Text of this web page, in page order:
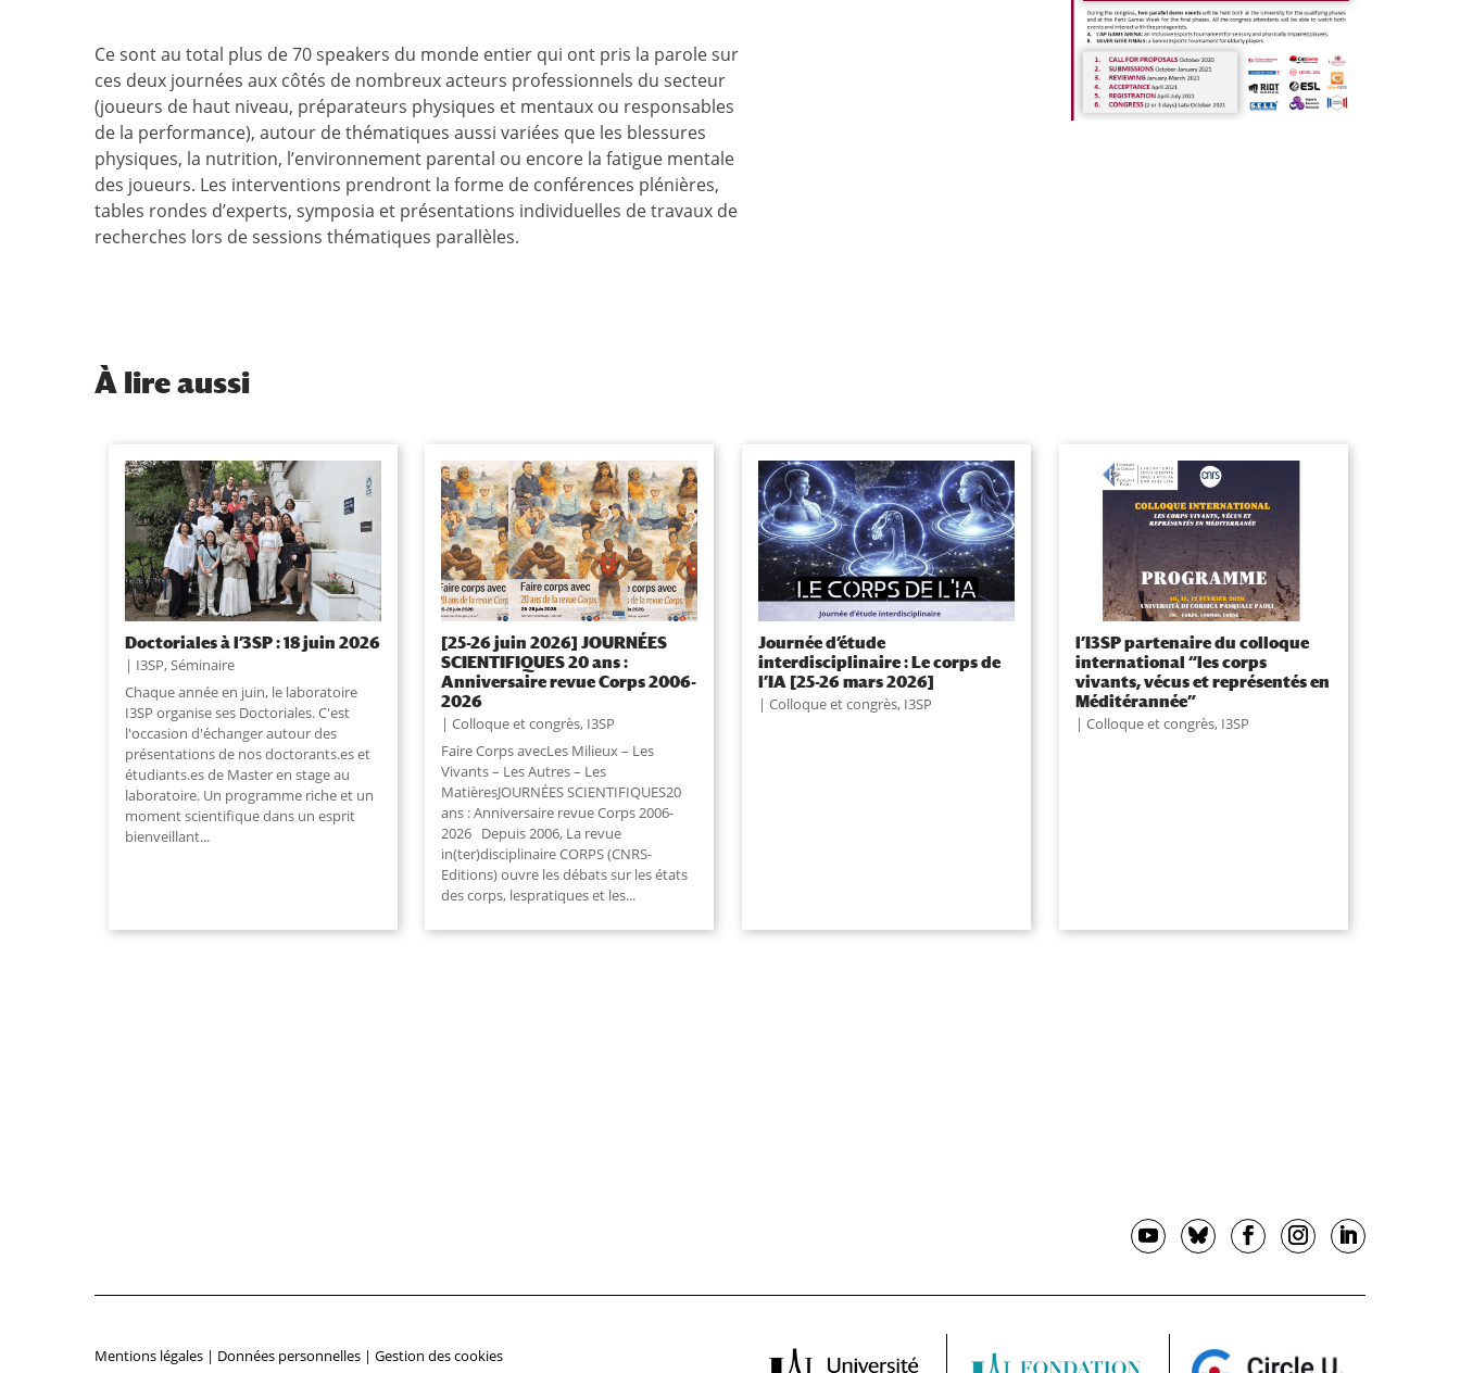
Ce sont au total plus de 70 speakers du monde entier qui ont pris la parole sur
ces deux journées aux côtés de nombreux acteurs professionnels du secteur
(joueurs de haut niveau, préparateurs physiques et mentaux ou responsables
de la performance), autour de thématiques aussi variées que les blessures
physiques, la nutrition, l’environnement parental ou encore la fatigue mentale
des joueurs. Les interventions prendront la forme de conférences plénières,
tables rondes d’experts, symposia et présentations individuelles de travaux de
recherches lors de sessions thématiques parallèles.
À lire aussi
Doctoriales à l’3SP : 18 juin 2026
I3SP, Séminaire
Chaque année en juin, le laboratoire
I3SP organise ses Doctoriales. C'est
l'occasion d'échanger autour des
présentations de nos doctorants.es et
étudiants.es de Master en stage au
laboratoire. Un programme riche et un
moment scientifique dans un esprit
bienveillant...
[25-26 juin 2026] JOURNÉES
SCIENTIFIQUES 20 ans :
Anniversaire revue Corps 2006-
2026
Colloque et congrès, I3SP
Faire Corps avecLes Milieux – Les
Vivants – Les Autres – Les
MatièresJOURNÉES SCIENTIFIQUES20
ans : Anniversaire revue Corps 2006-
2026 Depuis 2006, La revue
in(ter)disciplinaire CORPS (CNRS-
Editions) ouvre les débats sur les états
des corps, lespratiques et les...
Journée d’étude
interdisciplinaire : Le corps de
l’IA [25-26 mars 2026]
Colloque et congrès, I3SP
l’I3SP partenaire du colloque
international “les corps
vivants, vécus et représentés en
Méditérannée”
Colloque et congrès, I3SP
Mentions légales | Données personnelles | Gestion des cookies